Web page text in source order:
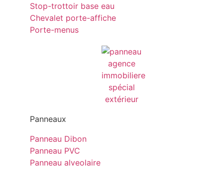
Stop-trottoir base eau
Chevalet porte-affiche
Porte-menus
Panneaux
Panneau Dibon
Panneau PVC
Panneau alveolaire